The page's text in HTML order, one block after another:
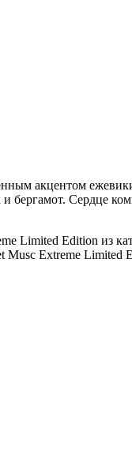
акцентом
бергамот. Сердце
Limited Edition из
Extreme Limited